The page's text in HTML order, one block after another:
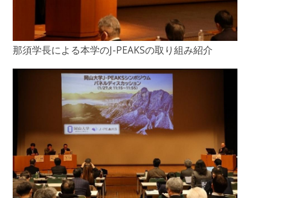
那須学長による本学のJ-PEAKSの取り組み紹介